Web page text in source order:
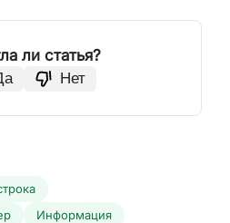
ли статья?
Нет
Информация